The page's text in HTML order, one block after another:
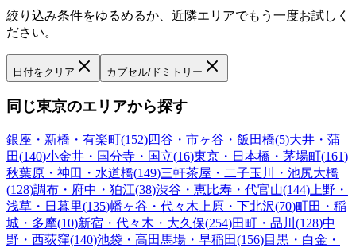
絞り込み条件をゆるめるか、近隣エリアでもう一度お試しく
ださい。
日付をクリア カプセル/ドミトリー
同じ東京のエリアから探す
銀座・新橋・有楽町(152)四谷・市ヶ谷・飯田橋(5)大井・蒲
田(140)小金井・国分寺・国立(16)東京・日本橋・茅場町(161)
秋葉原・神田・水道橋(149)三軒茶屋・二子玉川・池尻大橋
(128)調布・府中・狛江(38)渋谷・恵比寿・代官山(144) 上野・
浅草・日暮里(135)幡ヶ谷・代々木上原・下北沢(70)町田・稲
城・多摩(10)新宿・代々木・大久保(254)田町・品川 (128)中
野・西荻窪(140)池袋・高田馬場・早稲田(156)目黒・白金・